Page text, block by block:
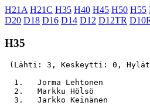
H21A H21C H35 H40 H45 H50 H55
D20 D18 D16 D14 D12 D12TR
H35
(Lähti: 3, Keskeytti: 0,
1.   Jorma Lehtonen
2.   Markku Hölsö